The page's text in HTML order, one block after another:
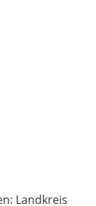
Landkreis